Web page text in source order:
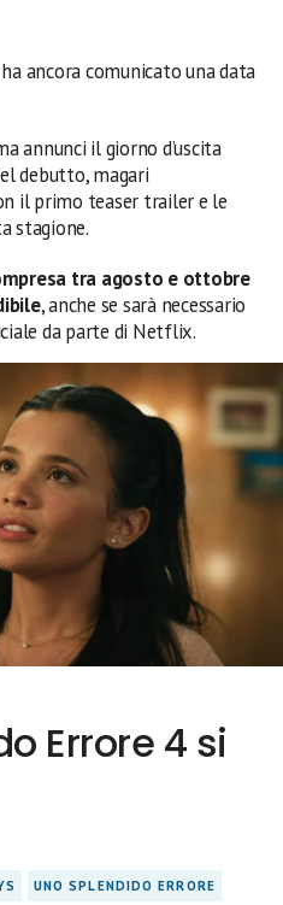
ancora comunicato una data
annunci il giorno d’uscita
debutto, magari
il primo teaser trailer e le
stagione.
tra agosto e ottobre
, anche se sarà necessario
da parte di Netflix.
Errore 4 si
UNO SPLENDIDO ERRORE